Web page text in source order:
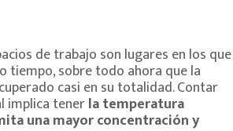
de trabajo son lugares en los que
tiempo, sobre todo ahora que la
casi en su totalidad. Contar
implica tenerla temperatura
una mayor concentración y